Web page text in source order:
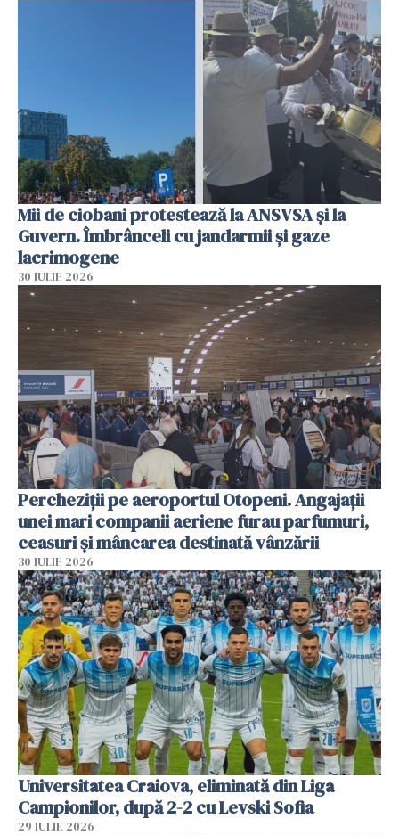
Mii de ciobani protestează la ANSVSA și la
Guvern. Îmbrânceli cu jandarmii și gaze
lacrimogene
30 IULIE 2026
Percheziții pe aeroportul Otopeni. Angajații
unei mari companii aeriene furau parfumuri,
ceasuri și mâncarea destinată vânzării
30 IULIE 2026
Universitatea Craiova, eliminată din Liga
Campionilor, după 2-2 cu Levski Sofia
29 IULIE 2026